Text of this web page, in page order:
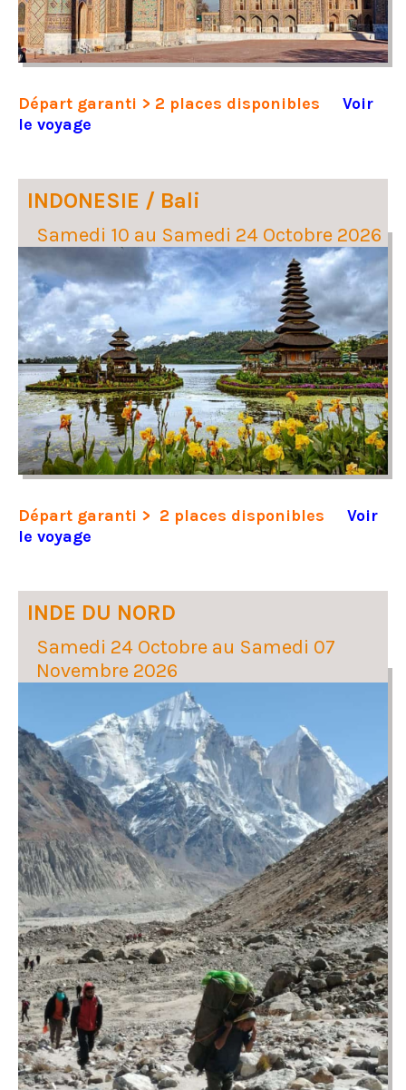
Départ garanti > 2 places disponibles Voir
le voyage
INDONESIE / Bali
Samedi 10 au Samedi 24 Octobre 2026
Départ garanti > 2 places disponibles Voir
le voyage
INDE DU NORD
Samedi 24 Octobre au Samedi 07
Novembre 2026